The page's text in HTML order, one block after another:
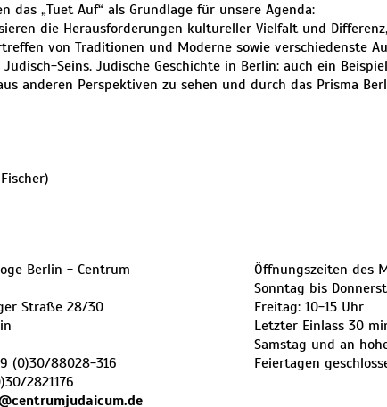
das „Tuet Auf“ als Grundlage für unsere Agenda:
die Herausforderungen kultureller Vielfalt und
von Traditionen und Moderne sowie verschiedenste
Seins. Jüdische Geschichte in Berlin: auch ein
anderen Perspektiven zu sehen und durch das Prisma
Berlin - Centrum
Straße 28/30
(0)30/88028-316
2821176
Öffnungszeiten des
Sonntag bis
Freitag: 10-15 Uhr
Letzter Einlass 30
Samstag und an
Feiertagen